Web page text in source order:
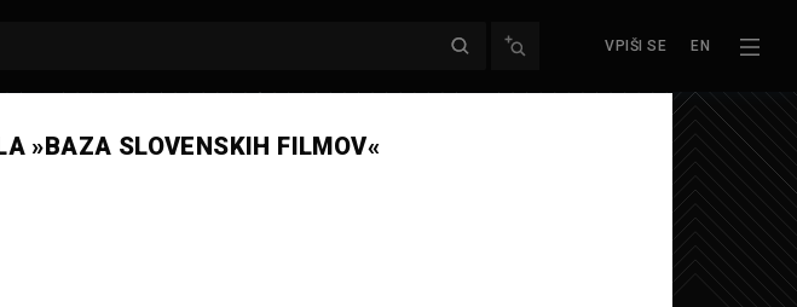
VPIŠI SE EN
»BAZA SLOVENSKIH FILMOV«